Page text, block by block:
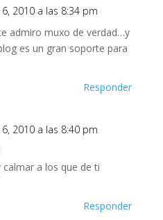
2010 a las 8:34 pm
admiro muxo de verdad…y
es un gran soporte para
Responder
2010 a las 8:40 pm
a los que de ti
Responder